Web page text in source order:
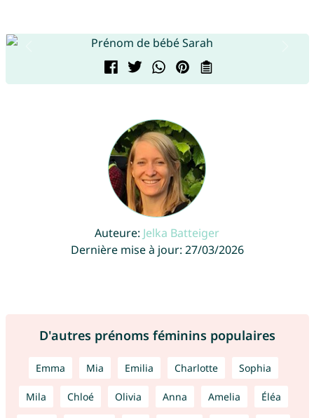
Auteure: Jelka Batteiger
Dernière mise à jour: 27/03/2026
D'autres prénoms féminins populaires
Emma Mia Emilia Charlotte Sophia
Mila Chloé Olivia Anna Amelia Éléa